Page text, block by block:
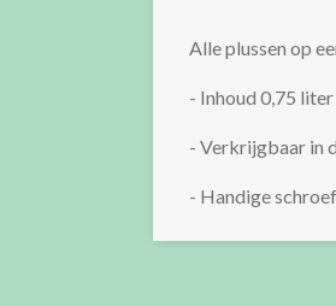
Alle plussen op
- Inhoud 0,75 liter
- Verkrijgbaar in
- Handige